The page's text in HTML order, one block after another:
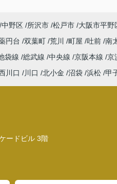
中野区 所沢市 松戸市 大阪市平野
円台 双葉町 荒川 町屋 吐前 南
袋線 総武線 中央線 京阪本線 京
川口 川口 北小金 沼袋 浜松 甲
ードビル 3階